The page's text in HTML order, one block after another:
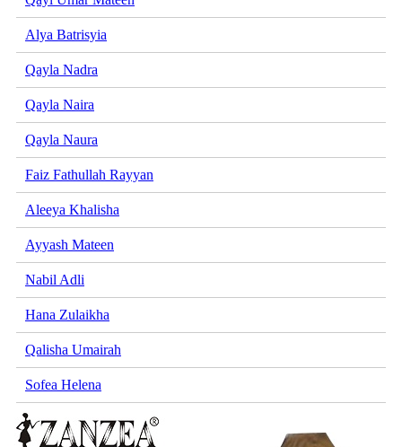
Alya Batrisyia
Qayla Nadra
Qayla Naira
Qayla Naura
Faiz Fathullah Rayyan
Aleeya Khalisha
Ayyash Mateen
Nabil Adli
Hana Zulaikha
Qalisha Umairah
Sofea Helena